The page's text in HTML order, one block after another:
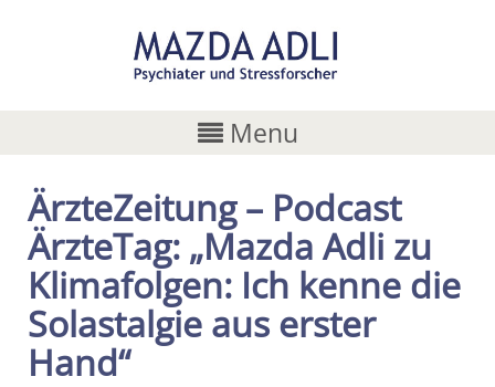
Menu
ÄrzteZeitung – Podcast
ÄrzteTag: „Mazda Adli zu
Klimafolgen: Ich kenne die
Solastalgie aus erster
Hand“